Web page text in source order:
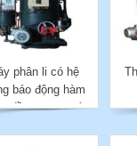
phân li có hệ
báo động hàm
dầu trong nước